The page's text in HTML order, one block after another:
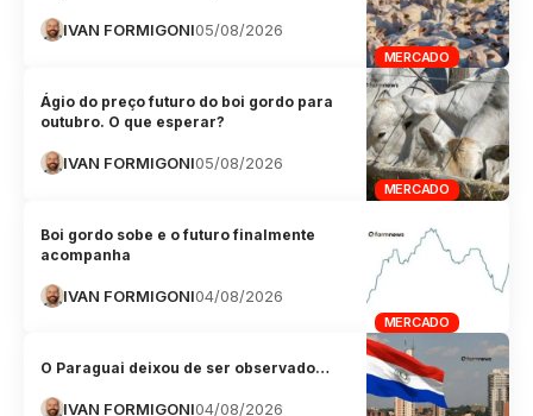
MERCADO
IVAN FORMIGONI05/08/2026
MERCADO
Ágio do preço futuro do boi gordo para
outubro. O que esperar?
IVAN FORMIGONI05/08/2026
MERCADO
Boi gordo sobe e o futuro finalmente
acompanha
IVAN FORMIGONI04/08/2026
O Paraguai deixou de ser observado…
IVAN FORMIGONI04/08/2026